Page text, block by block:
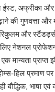
अफ्रीका
की गुणवत्ता
और
नेशनल
प्राप्त
हिल
बौद्धिक, भाषा